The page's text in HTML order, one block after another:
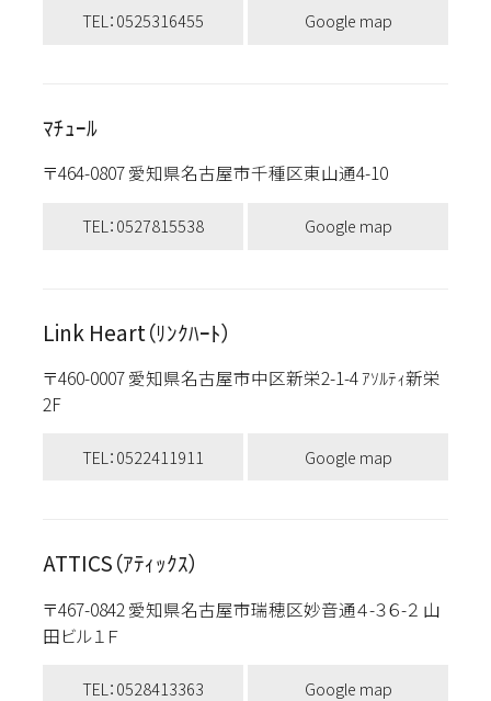
TEL：0525316455 Google map
ﾏﾁｭｰﾙ
〒464-0807 愛知県名古屋市千種区東山通4-10
TEL：0527815538 Google map
Link Heart（ﾘﾝｸﾊｰﾄ）
〒460-0007 愛知県名古屋市中区新栄2-1-4 ｱｿﾙﾃｨ新栄
2F
TEL：0522411911 Google map
ATTICS（ｱﾃｨｯｸｽ）
〒467-0842 愛知県名古屋市瑞穂区妙音通４-３６-２ 山
田ビル１Ｆ
TEL：0528413363 Google map